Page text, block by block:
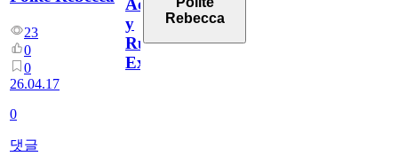
23
0
0
26.04.17
0
댓글
Actualizaciones
y
Rumores
Explicados
Rebecca